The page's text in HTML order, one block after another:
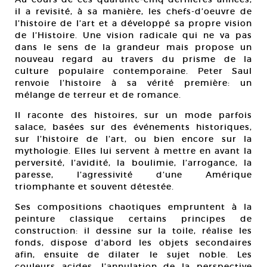
il a revisité, à sa manière, les chefs-d’oeuvre de
l’histoire de l’art et a développé sa propre vision
de l’Histoire. Une vision radicale qui ne va pas
dans le sens de la grandeur mais propose un
nouveau regard au travers du prisme de la
culture populaire contemporaine. Peter Saul
renvoie l’histoire à sa vérité première: un
mélange de terreur et de romance.
Il raconte des histoires, sur un mode parfois
salace, basées sur des événements historiques,
sur l’histoire de l’art, ou bien encore sur la
mythologie. Elles lui servent à mettre en avant la
perversité, l’avidité, la boulimie, l’arrogance, la
paresse, l’agressivité d’une Amérique
triomphante et souvent détestée.
Ses compositions chaotiques empruntent à la
peinture classique certains principes de
construction: il dessine sur la toile, réalise les
fonds, dispose d’abord les objets secondaires
afin, ensuite de dilater le sujet noble. Les